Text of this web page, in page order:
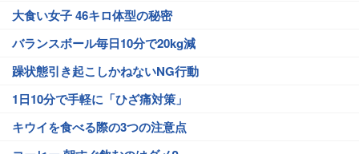
大食い女子 46キロ体型の秘密
バランスボール毎日10分で20kg減
躁状態引き起こしかねないNG行動
1日10分で手軽に「ひざ痛対策」
キウイを食べる際の3つの注意点